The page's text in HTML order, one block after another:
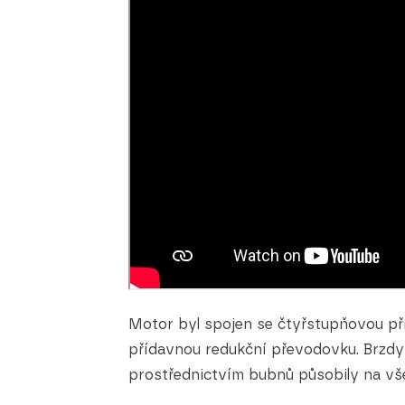
Motor byl spojen se čtyřstupňovou
přídavnou redukční převodovku.
prostřednictvím bubnů působily na